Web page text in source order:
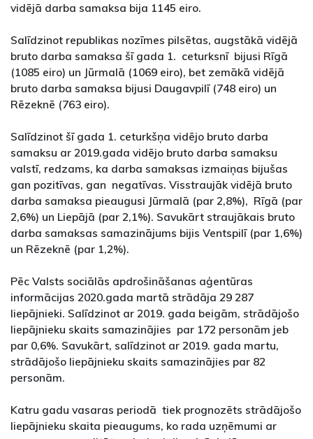
vidējā darba samaksa bija 1145 eiro.
Salīdzinot republikas nozīmes pilsētas, augstākā vidējā
bruto darba samaksa šī gada 1. ceturksnī bijusi Rīgā
(1085 eiro) un Jūrmalā (1069 eiro), bet zemākā vidējā
bruto darba samaksa bijusi Daugavpilī (748 eiro) un
Rēzeknē (763 eiro).
Salīdzinot šī gada 1. ceturkšņa vidējo bruto darba
samaksu ar 2019.gada vidējo bruto darba samaksu
valstī, redzams, ka darba samaksas izmaiņas bijušas
gan pozitīvas, gan negatīvas. Visstraujāk vidējā bruto
darba samaksa pieaugusi Jūrmalā (par 2,8%), Rīgā (par
2,6%) un Liepājā (par 2,1%). Savukārt straujākais bruto
darba samaksas samazinājums bijis Ventspilī (par 1,6%)
un Rēzeknē (par 1,2%).
Pēc Valsts sociālās apdrošināšanas aģentūras
informācijas 2020.gada martā strādāja 29 287
liepājnieki. Salīdzinot ar 2019. gada beigām, strādājošo
liepājnieku skaits samazinājies par 172 personām jeb
par 0,6%. Savukārt, salīdzinot ar 2019. gada martu,
strādājošo liepājnieku skaits samazinājies par 82
personām.
Katru gadu vasaras periodā tiek prognozēts strādājošo
liepājnieku skaita pieaugums, ko rada uzņēmumi ar